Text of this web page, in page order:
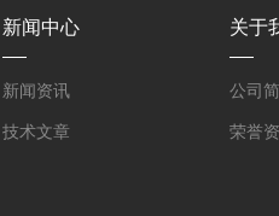
新闻中心
新闻资讯
技术文章
关于
公司
荣誉